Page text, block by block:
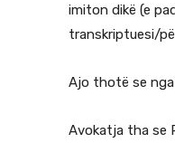
imiton dikë (e
transkriptuesi/
Ajo thotë se
Avokatja tha se